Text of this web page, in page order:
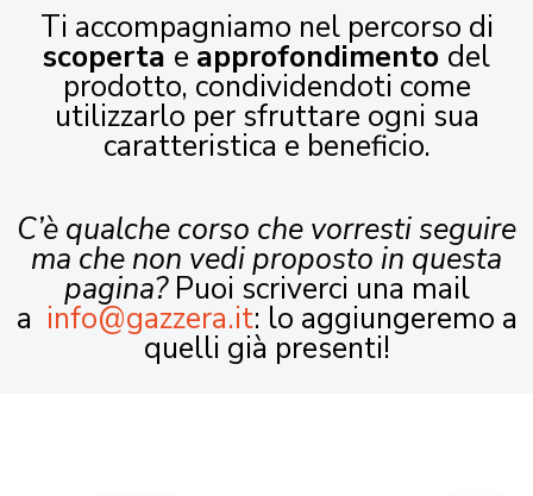
Ti accompagniamo nel percorso di
scoperta e approfondimento del
prodotto, condividendoti come
utilizzarlo per sfruttare ogni sua
caratteristica e beneficio.
C’è qualche corso che vorresti seguire
ma che non vedi proposto in questa
pagina?Puoi scriverci una mail
a info@gazzera.it: lo aggiungeremo a
quelli già presenti!